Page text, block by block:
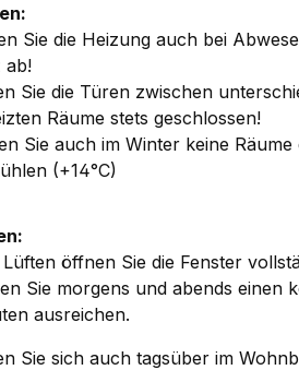
Sie die Heizung auch bei
ab!
Sie die Türen zwischen
Räume stets geschlossen!
Sie auch im Winter keine
(+14°C)
öffnen Sie die Fenster
Sie morgens und abends einen
ausreichen.
Sie sich auch tagsüber im